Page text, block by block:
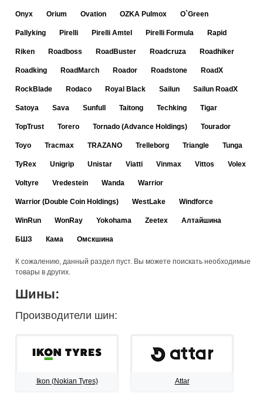
Onyx Orium Ovation OZKA Pulmox O`Green
Pallyking Pirelli Pirelli Amtel Pirelli Formula Rapid
Riken Roadboss RoadBuster Roadcruza Roadhiker
Roadking RoadMarch Roador Roadstone RoadX
RockBlade Rodaco Royal Black Sailun Sailun RoadX
Satoya Sava Sunfull Taitong Techking Tigar
TopTrust Torero Tornado (Advance Holdings) Tourador
Toyo Tracmax TRAZANO Trelleborg Triangle Tunga
TyRex Unigrip Unistar Viatti Vinmax Vittos Volex
Voltyre Vredestein Wanda Warrior
Warrior (Double Coin Holdings) WestLake Windforce
WinRun WonRay Yokohama Zeetex Алтайшина
БШЗ Кама Омскшина
К сожалению, данный раздел пуст. Вы можете поискать необходимые
товары в других.
Шины:
Производители шин:
Ikon (Nokian Tyres) Attar